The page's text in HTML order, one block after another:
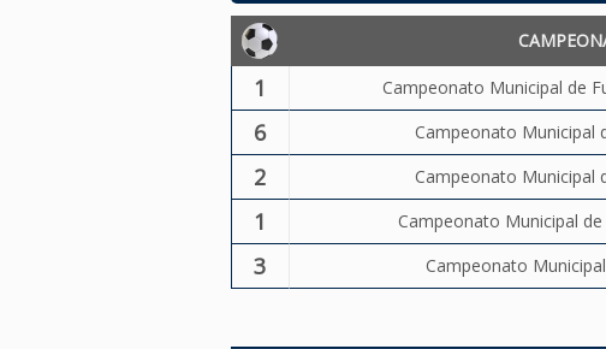
1 Campeonato Municipal de
6 Campeonato Municipal
2 Campeonato Municipal
1 Campeonato Municipal
3 Campeonato